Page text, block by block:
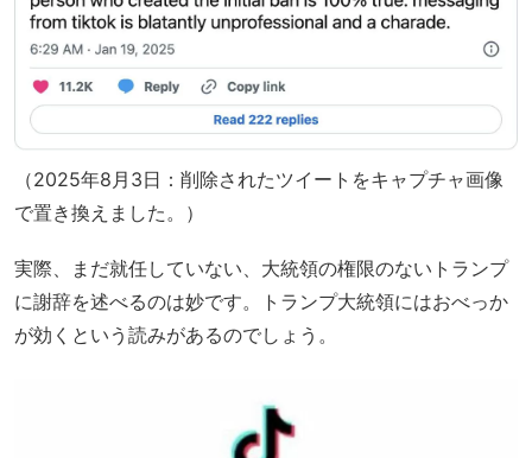
（2025年8月3日：削除されたツイートをキャプチャ画像
で置き換えました。）
実際、まだ就任していない、大統領の権限のないトランプ
に謝辞を述べるのは妙です。トランプ大統領にはおべっか
が効くという読みがあるのでしょう。